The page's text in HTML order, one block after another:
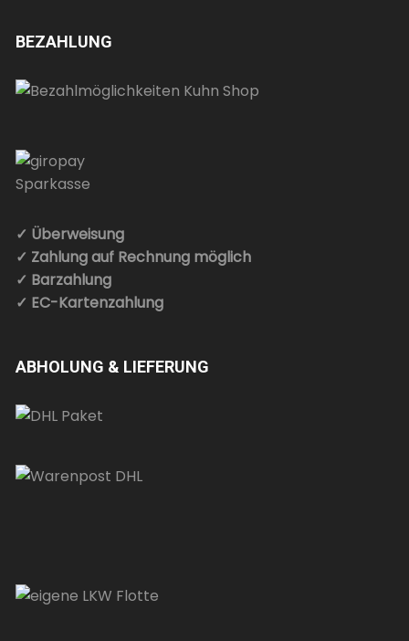
BEZAHLUNG
✓ Überweisung
✓ Zahlung auf Rechnung möglich
✓ Barzahlung
✓ EC-Kartenzahlung
ABHOLUNG & LIEFERUNG